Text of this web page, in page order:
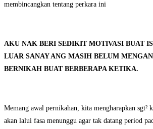
membincangkan tentang perkara ini
AKU NAK BERI SEDIKIT MOTIVASI BUAT
LUAR SANAY ANG MASIH BELUM
BERNIKAH BUAT BERBERAPA KETIKA.
Memang awal pernikahan, kita mengharapkan sgt²
akan lalui fasa menunggu agar tak datang period